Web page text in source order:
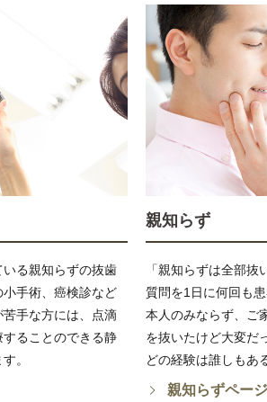
る親知らずの抜歯
手術、癌検診など
手な方には、点滴
ることのできる静
。
親知らず
「親知らずは全部抜
質問を1日に何回も
本人のみならず、ご
を抜いたけど大変だ
どの経験は誰しもあ
親知らずペー